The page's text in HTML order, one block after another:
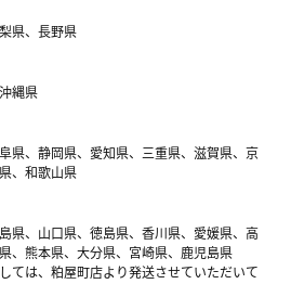
県、長野県
縄県
県、静岡県、愛知県、三重県、滋賀県、京
、和歌山県
県、山口県、徳島県、香川県、愛媛県、高
、熊本県、大分県、宮崎県、鹿児島県
ては、粕屋町店より発送させていただいて